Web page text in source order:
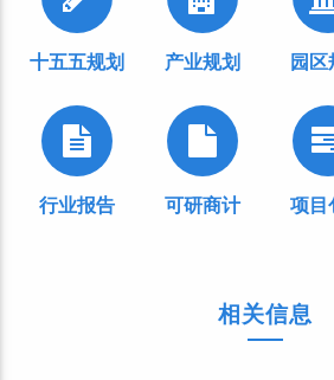
十五五规划 产业规划 园区
行业报告 可研商计 项目
相关信息